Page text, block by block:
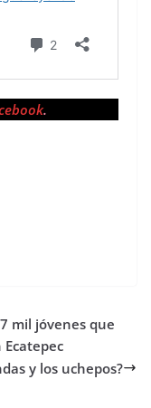
.
mil jóvenes que
y los uchepos?